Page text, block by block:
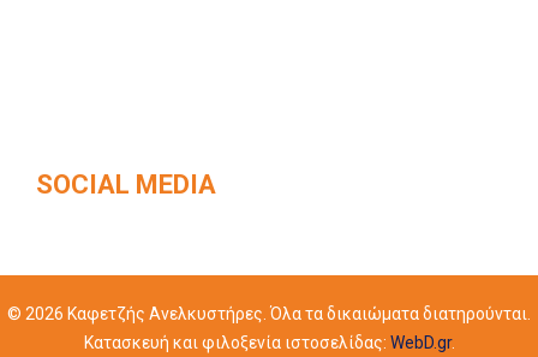
SOCIAL MEDIA
© 2026 Καφετζής Ανελκυστήρες. Όλα τα δικαιώματα διατηρούνται.
Κατασκευή και φιλοξενία ιστοσελίδας: WebD.gr.